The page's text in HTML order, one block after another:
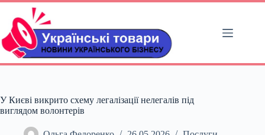
Перейти
вмісту
У Києві викрито схему легалізації нелегалів під
виглядом волонтерів